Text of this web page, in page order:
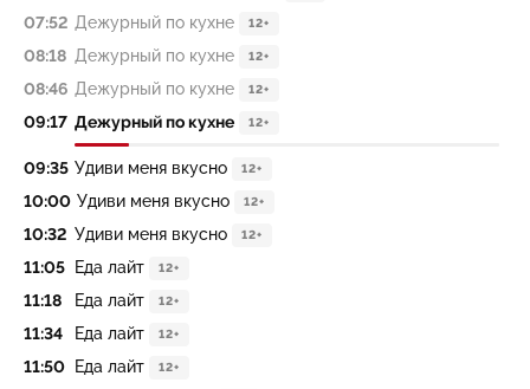
07:52 Дежурный по кухне 12+
08:18 Дежурный по кухне 12+
08:46 Дежурный по кухне 12+
09:17 Дежурный по кухне 12+
09:35 Удиви меня вкусно 12+
10:00 Удиви меня вкусно 12+
10:32 Удиви меня вкусно 12+
11:05 Еда лайт 12+
11:18 Еда лайт 12+
11:34 Еда лайт 12+
11:50 Еда лайт 12+